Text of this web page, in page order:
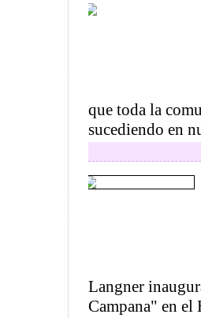
que toda la
sucediendo en
Langner
Campana" en